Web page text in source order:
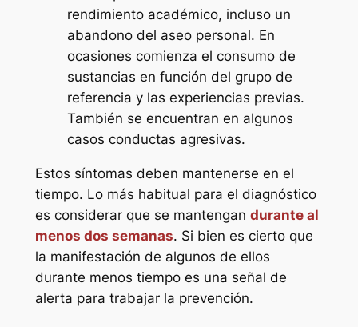
rendimiento académico, incluso un
abandono del aseo personal. En
ocasiones comienza el consumo de
sustancias en función del grupo de
referencia y las experiencias previas.
También se encuentran en algunos
casos conductas agresivas.
Estos síntomas deben mantenerse en el
tiempo. Lo más habitual para el diagnóstico
es considerar que se mantengan durante al
menos dos semanas. Si bien es cierto que
la manifestación de algunos de ellos
durante menos tiempo es una señal de
alerta para trabajar la prevención.